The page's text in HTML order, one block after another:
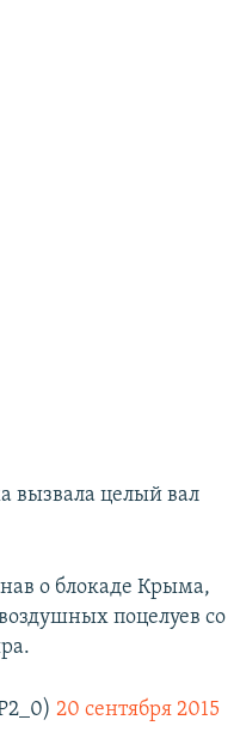
вызвала целый вал
о блокаде Крыма,
поцелуев со
20 сентября 2015